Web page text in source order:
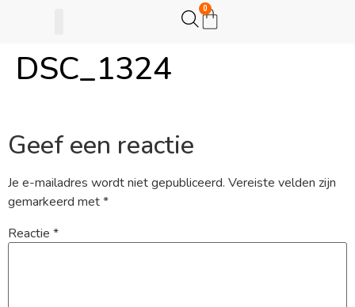
0
DSC_1324
Geef een reactie
Je e-mailadres wordt niet gepubliceerd. Vereiste velden zijn
gemarkeerd met*
Reactie *